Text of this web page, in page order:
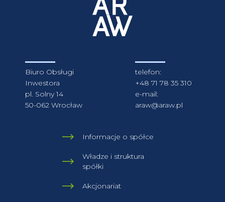
Biuro Obsługi
Inwestora
pl. Solny 14
50-062 Wrocław
telefon:
+48 71 78 35 310
e-mail:
araw@araw.pl
Informacje o spółce
Władze i struktura
spółki
Akcjonariat